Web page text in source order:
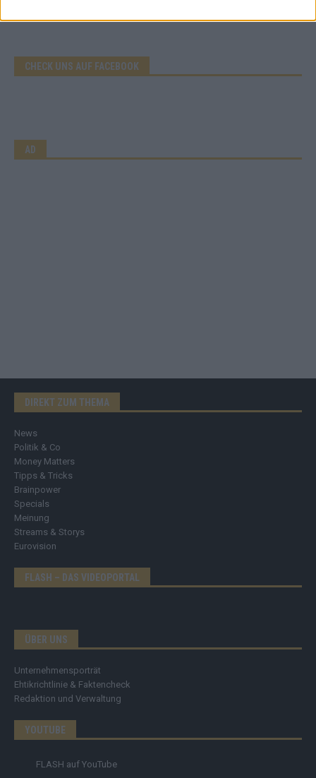
CHECK UNS AUF FACEBOOK
AD
DIREKT ZUM THEMA
News
Politik & Co
Money Matters
Tipps & Tricks
Brainpower
Specials
Meinung
Streams & Storys
Eurovision
FLASH – DAS VIDEOPORTAL
ÜBER UNS
Unternehmensporträt
Ehtikrichtlinie & Faktencheck
Redaktion und Verwaltung
YOUTUBE
FLASH auf YouTube